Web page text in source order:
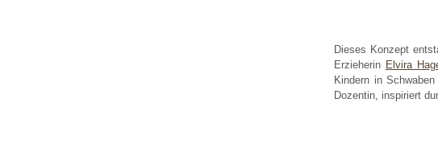
Dieses Konzept
Erzieherin Elvira
Kindern in Schwaben
Dozentin, inspiriert